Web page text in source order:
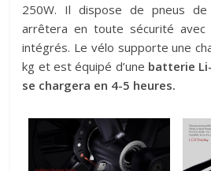
250W. Il dispose de pneus
arrêtera en toute sécurité
intégrés. Le vélo supporte une
kg et est équipé d’une batterie
se chargera en 4-5 heures.